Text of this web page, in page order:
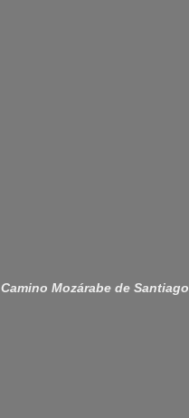
Camino Mozárabe de Santiago